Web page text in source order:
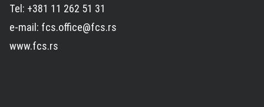
Tel: +381 11 262 51 31
e-mail: fcs.office@fcs.rs
www.fcs.rs